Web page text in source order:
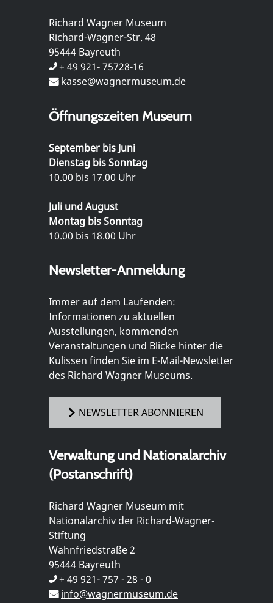
Richard Wagner Museum
Richard-Wagner-Str. 48
95444 Bayreuth
+ 49 921- 75728-16
kasse@wagnermuseum.de
Öffnungszeiten Museum
September bis Juni
Dienstag bis Sonntag
10.00 bis 17.00 Uhr
Juli und August
Montag bis Sonntag
10.00 bis 18.00 Uhr
Newsletter-Anmeldung
Immer auf dem Laufenden:
Informationen zu aktuellen
Ausstellungen, kommenden
Veranstaltungen und Blicke hinter die
Kulissen finden Sie im E-Mail-Newsletter
des Richard Wagner Museums.
NEWSLETTER ABONNIEREN
Verwaltung und Nationalarchiv
(Postanschrift)
Richard Wagner Museum mit
Nationalarchiv der Richard-Wagner-
Stiftung
Wahnfriedstraße 2
95444 Bayreuth
+ 49 921- 757 - 28 - 0
info@wagnermuseum.de